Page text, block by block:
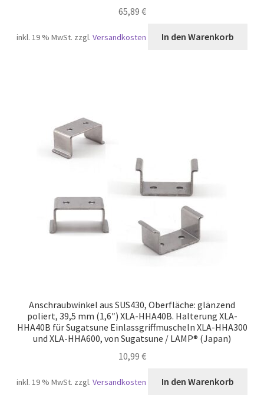
65,89 €
inkl. 19 % MwSt. zzgl.Versandkosten In den Warenkorb
Anschraubwinkel aus SUS430, Oberfläche: glänzend
poliert, 39,5 mm (1,6″) XLA-HHA40B. Halterung XLA-
HHA40B für Sugatsune Einlassgriffmuscheln XLA-HHA300
und XLA-HHA600, von Sugatsune / LAMP® (Japan)
10,99 €
inkl. 19 % MwSt. zzgl.Versandkosten In den Warenkorb